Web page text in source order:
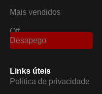
Mais vendidos
Off
Desapego
Links úteis
Política de privacidade